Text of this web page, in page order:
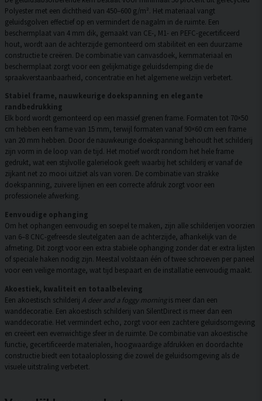
Polyester met een dichtheid van 450–600 g/m². Het materiaal vangt
geluidsgolven effectief op en vermindert de nagalm in de ruimte. Een
beschermplaat van 4 mm dik, gemaakt van CE-, M1- en PEFC-gecertificeerd
hout, wordt aan de achterzijde gemonteerd om stabiliteit en een duurzame
constructie te creëren. De combinatie van canvasdoek, kernmateriaal en
beschermplaat zorgt voor een gelijkmatige geluidsdemping die de
spraakverstaanbaarheid, concentratie en het algemene welzijn verbetert.
Stabiel frame, nauwkeurige doekspanning en elegante
randbedrukking
Elk bord wordt gemonteerd op een massief grenen frame. Formaten tot 70×50
cm hebben een frame van 15 mm, terwijl formaten vanaf 90×60 cm een frame
van 20 mm hebben. Door de nauwkeurige doekspanning behoudt het schilderij
zijn vorm in de loop van de tijd. Het motief wordt rondom het hele frame
gedrukt, wat een stijlvolle galerielook geeft waarbij het schilderij er vanaf de
zijkant net zo mooi uitziet als van voren. De combinatie van strakke
doekspanning, zuivere lijnen en een correcte afdruk zorgt voor een
professionele afwerking.
Eenvoudige ophanging
Om het ophangen eenvoudig en soepel te maken, zijn alle schilderijen voorzien
van 6–8 CNC-gefreesde sleutelgaten aan de achterzijde, afhankelijk van de
afmeting. Dit zorgt voor een extra stabiele ophanging zonder dat er extra lijsten
of speciale haken nodig zijn. Meestal volstaan één of twee schroeven per paneel
voor een veilige montage, wat tijd bespaart en de installatie eenvoudig maakt.
Akoestiek, kwaliteit en totaalbeleving
Een akoestisch schilderij A deer and a foggy morningis meer dan een
wanddecoratie. Een akoestisch schilderij van SilentDirect is meer dan een
wanddecoratie. Het vermindert echo, zorgt voor een zachtere geluidsomgeving
en creëert een evenwichtige sfeer in de ruimte. De combinatie van akoestische
functie, gecertificeerde materialen, hoogwaardige afdrukken en doordachte
constructie biedt een totaaloplossing die zowel de geluidsomgeving als de
visuele uitstraling verbetert.